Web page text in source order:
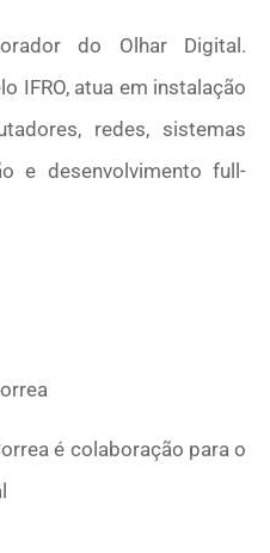
do Olhar Digital.
IFRO, atua em instalação
redes, sistemas
e desenvolvimento full-
é colaboração para o